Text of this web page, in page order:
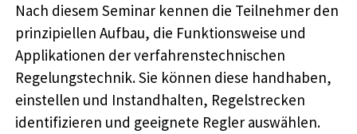
Nach diesem Seminar kennen die Teilnehmer den
prinzipiellen Aufbau, die Funktionsweise und
Applikationen der verfahrenstechnischen
Regelungstechnik. Sie können diese handhaben,
einstellen und Instandhalten, Regelstrecken
identifizieren und geeignete Regler auswählen.